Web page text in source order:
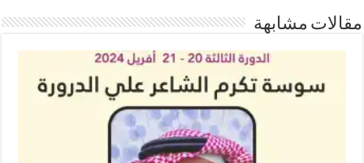
مقالات مشابهة